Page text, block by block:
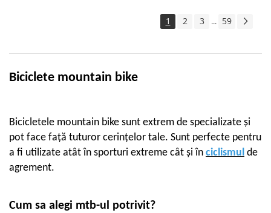
Camere
Cauciucuri pline
Cauciucuri tubeless
Valve
Accesorii
Acumulatori
1 2 3 ... 59
Biciclete mountain bike
Bicicletele mountain bike sunt extrem de specializate și
pot face față tuturor cerințelor tale. Sunt perfecte pentru
a fi utilizate atât în sporturi extreme cât și în ciclismul de
agrement.
Cum sa alegi mtb-ul potrivit?